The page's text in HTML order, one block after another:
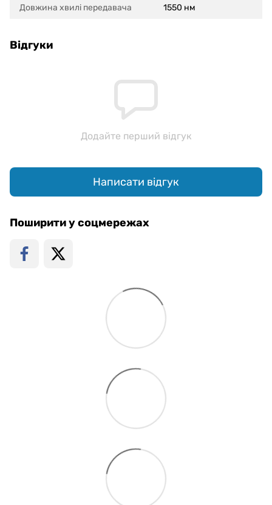
Довжина хвилі передавача 1550 нм
Відгуки
Додайте перший відгук
Написати відгук
Поширити у соцмережах